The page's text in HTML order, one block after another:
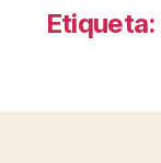
Etiqueta: